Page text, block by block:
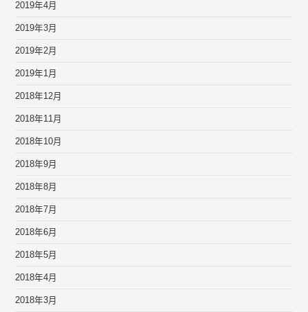
2019年4月
2019年3月
2019年2月
2019年1月
2018年12月
2018年11月
2018年10月
2018年9月
2018年8月
2018年7月
2018年6月
2018年5月
2018年4月
2018年3月